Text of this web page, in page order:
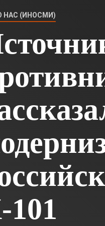
НАС (ИНОСМИ)
101